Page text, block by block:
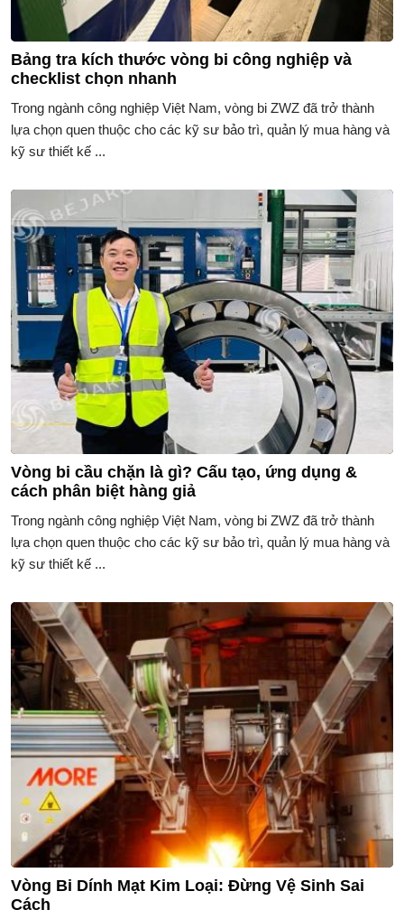
Bảng tra kích thước vòng bi công nghiệp và
checklist chọn nhanh
Trong ngành công nghiệp Việt Nam, vòng bi ZWZ đã trở thành
lựa chọn quen thuộc cho các kỹ sư bảo trì, quản lý mua hàng và
kỹ sư thiết kế ...
Vòng bi cầu chặn là gì? Cấu tạo, ứng dụng &
cách phân biệt hàng giả
Trong ngành công nghiệp Việt Nam, vòng bi ZWZ đã trở thành
lựa chọn quen thuộc cho các kỹ sư bảo trì, quản lý mua hàng và
kỹ sư thiết kế ...
Vòng Bi Dính Mạt Kim Loại: Đừng Vệ Sinh Sai
Cách